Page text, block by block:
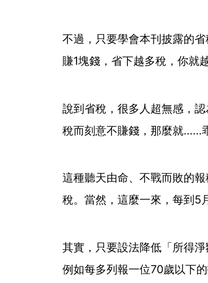
不過，只要學會本刊披露的
賺1塊錢，省下越多稅，你就
說到省稅，很多人超無感，
稅而刻意不賺錢，那麼就……
這種聽天由命、不戰而敗的
稅。當然，這麼一來，每到5
其實，只要設法降低「所得
例如每多列報一位70歲以下